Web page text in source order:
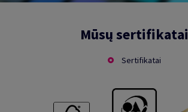
Mūsų sertifikatai
Sertifikatai